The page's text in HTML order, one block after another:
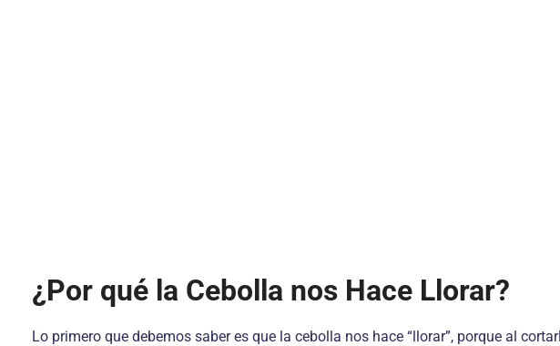
¿Por qué la Cebolla nos Hace Llorar?
Lo primero que debemos saber es que la cebolla nos hace “llorar”, porque al